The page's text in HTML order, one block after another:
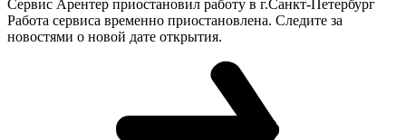
Сервис Арентер приостановил работу в г.Санкт-Петербург
Работа сервиса временно приостановлена. Следите за
новостями о новой дате открытия.